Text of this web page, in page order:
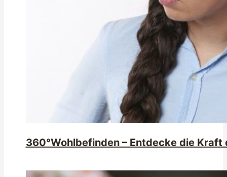
360°Wohlbefinden – Entdecke die Kraft